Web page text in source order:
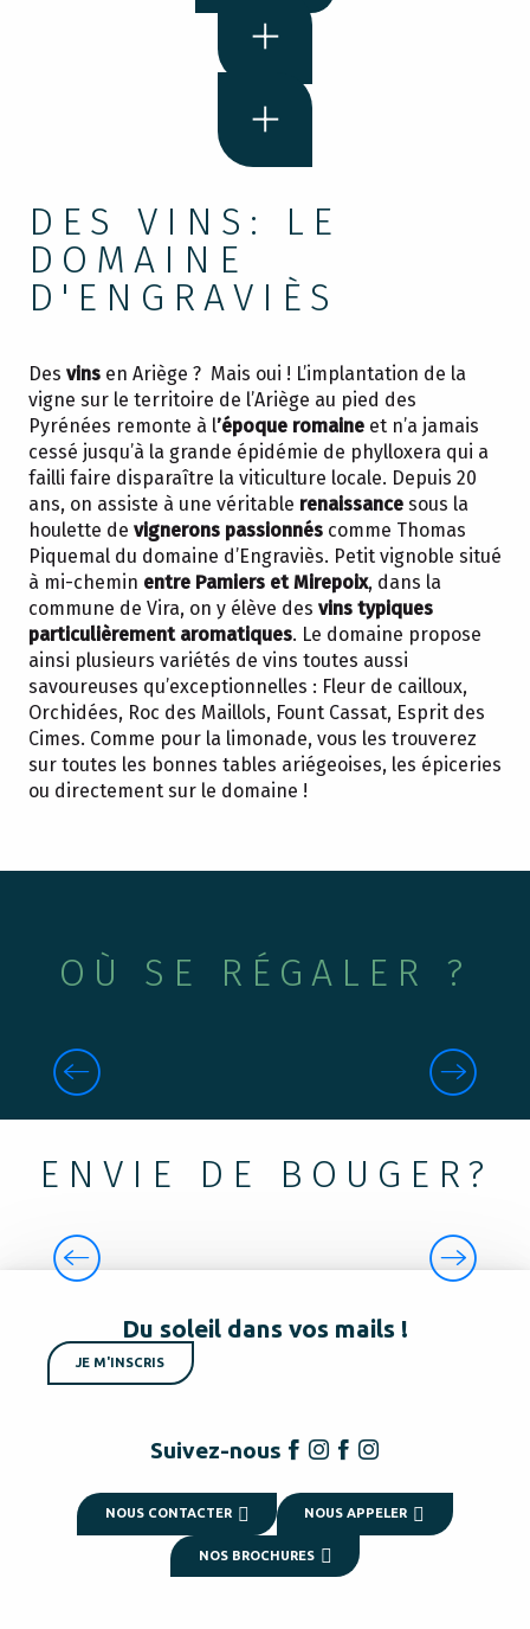
DES VINS: LE
DOMAINE
D'ENGRAVIÈS
Des vins en Ariège ? Mais oui ! L’implantation de la
vigne sur le territoire de l’Ariège au pied des
Pyrénées remonte à l’époque romaine et n’a jamais
cessé jusqu’à la grande épidémie de phylloxera qui a
failli faire disparaître la viticulture locale. Depuis 20
ans, on assiste à une véritable renaissance sous la
houlette de vignerons passionnés comme Thomas
Piquemal du domaine d’Engraviès. Petit vignoble situé
à mi-chemin entre Pamiers et Mirepoix, dans la
commune de Vira, on y élève des vins typiques
particulièrement aromatiques. Le domaine propose
ainsi plusieurs variétés de vins toutes aussi
savoureuses qu’exceptionnelles : Fleur de cailloux,
Orchidées, Roc des Maillols, Fount Cassat, Esprit des
Cimes. Comme pour la limonade, vous les trouverez
sur toutes les bonnes tables ariégeoises, les épiceries
ou directement sur le domaine !
OÙ SE RÉGALER ?
ENVIE DE BOUGER?
Du soleil dans vos mails !
JE M'INSCRIS
Suivez-nous
NOUS CONTACTER NOUS APPELER
NOS BROCHURES